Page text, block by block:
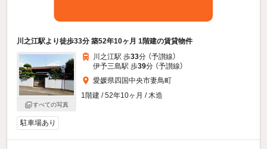
川之江駅より徒歩33分 築52年10ヶ月 1階建の賃貸物件
すべての写真
川之江駅 歩33分 （予讃線）
伊予三島駅 歩39分 （予讃線）
愛媛県四国中央市妻鳥町
1階建 / 52年10ヶ月 / 木造
駐車場あり